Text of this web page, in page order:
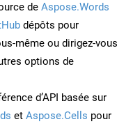
de Aspose.Words
dépôts pour
même ou dirigez-vous
options de
d’API basée sur
et Aspose.Cells pour